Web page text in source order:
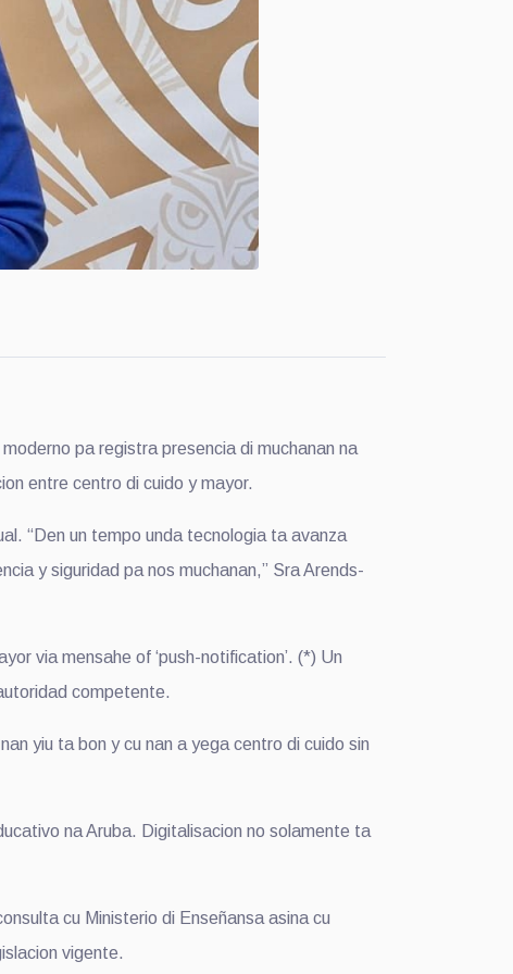
pa registra presencia di muchanan na
entre centro di cuido y mayor.
“Den un tempo unda tecnologia ta avanza
y siguridad pa nos muchanan,” Sra Arends-
via mensahe of ‘push-notification’. (*) Un
competente.
yiu ta bon y cu nan a yega centro di cuido sin
na Aruba. Digitalisacion no solamente ta
cu Ministerio di Enseñansa asina cu
vigente.